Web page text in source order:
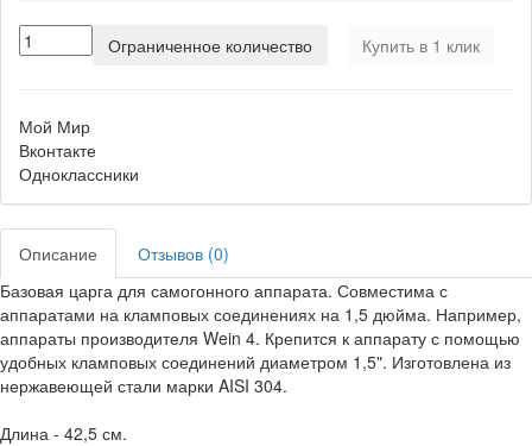
Ограниченное количество Купить в 1 клик
Мой Мир
Вконтакте
Одноклассники
Описание
Отзывов (0)
Базовая царга для самогонного аппарата. Совместима с
аппаратами на кламповых соединениях на 1,5 дюйма. Например,
аппараты производителя Wein 4. Крепится к аппарату с помощью
удобных кламповых соединений диаметром 1,5". Изготовлена из
нержавеющей стали марки AISI 304.
Длина - 42,5 см.